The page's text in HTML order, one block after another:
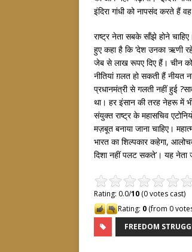
इंदिरा गांधी को नापसंद करते हैं
राष्ट्र नेता सबके साँझे होने
हुए कहा है कि ‘देश उनका ऋणी
जेब से लाख रूपए दिए हैं। चीन को
नीतियां ग़लत हो सकती हैं नीयत
प्रधानमंत्री से गलती नहीं हुई
था। हर इंसान की तरह नेहरू में
संयुक्त राष्ट्र के महासचिव
मज़बूत बनाया जाना चाहिए।
भारत का शिल्पकार कहेगा,
दिशा नहीं पलट सकते’। यह
Rating: 0.0/10 (0 votes cast)
Rating: 0 (from 0
FREEDOM